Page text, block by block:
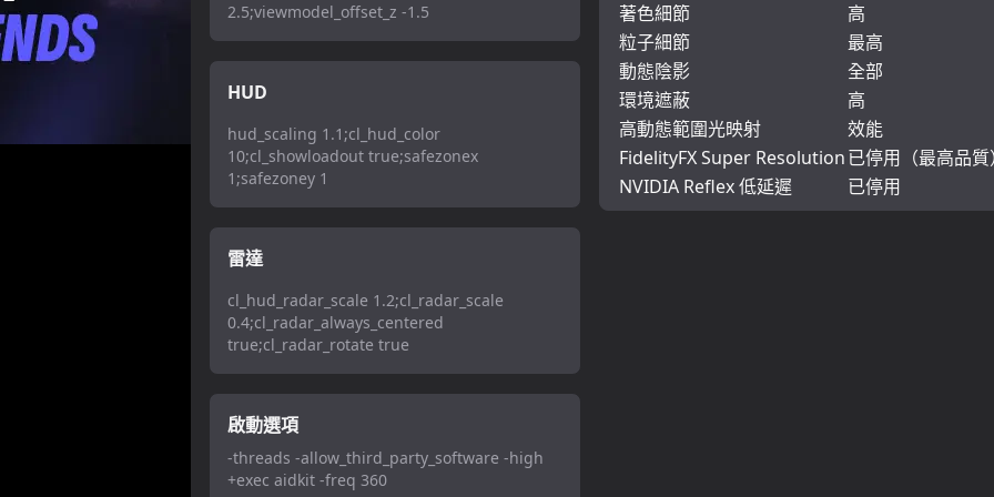
2.5;viewmodel_offset_z -1.5
HUD
hud_scaling 1.1;cl_hud_color
10;cl_showloadout true;safezonex
1;safezoney 1
雷達
cl_hud_radar_scale 1.2;cl_radar_scale
0.4;cl_radar_always_centered
true;cl_radar_rotate true
啟動選項
-threads -allow_third_party_software -high
+exec aidkit -freq 360
著色細節
高
粒子細節
最高
動態陰影
全部
環境遮蔽
高
高動態範圍光映射
效能
FidelityFX Super Resolution已停用（最高品質
NVIDIA Reflex 低延遲
已停用